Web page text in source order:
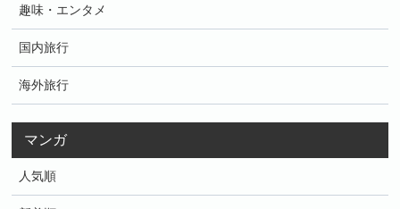
趣味・エンタメ
国内旅行
海外旅行
マンガ
人気順